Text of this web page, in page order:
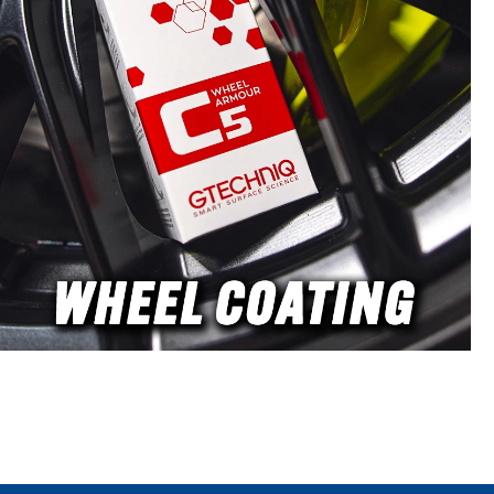
2022 г.
ще бъдат
цени,
на
срещу
В
само
които
не
с
По
Grippaz
имат
и при
веднага
впечатляващ с изключителна
почистваща ефективност и
щадяща формула.
Висококонцентриран универсален
почистващ препарат Подходящ за
почистване както вътре, така и
отвън Премахва масло, мазнини и
силни замърсявания Водна,
биоразградима формула За
пластмаса, лак, двигателно
отделение и текстил Регулируема
концентрация според нуждите
Мощно почистване с висока грижа
към материала Surfex-HD е
разработен да премахва упорити
замърсявания ефективно, без да
уврежда деликатни повърхности.
Модерната му формула прониква